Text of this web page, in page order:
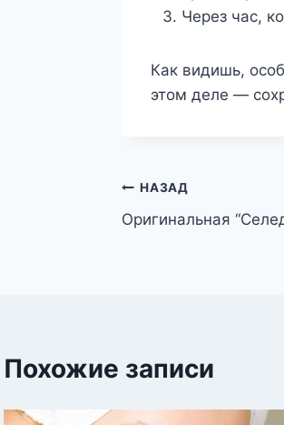
Через час,
Как видишь,
этом деле —
Навигация
по
НАЗАД
Оригинальная
Похожие записи